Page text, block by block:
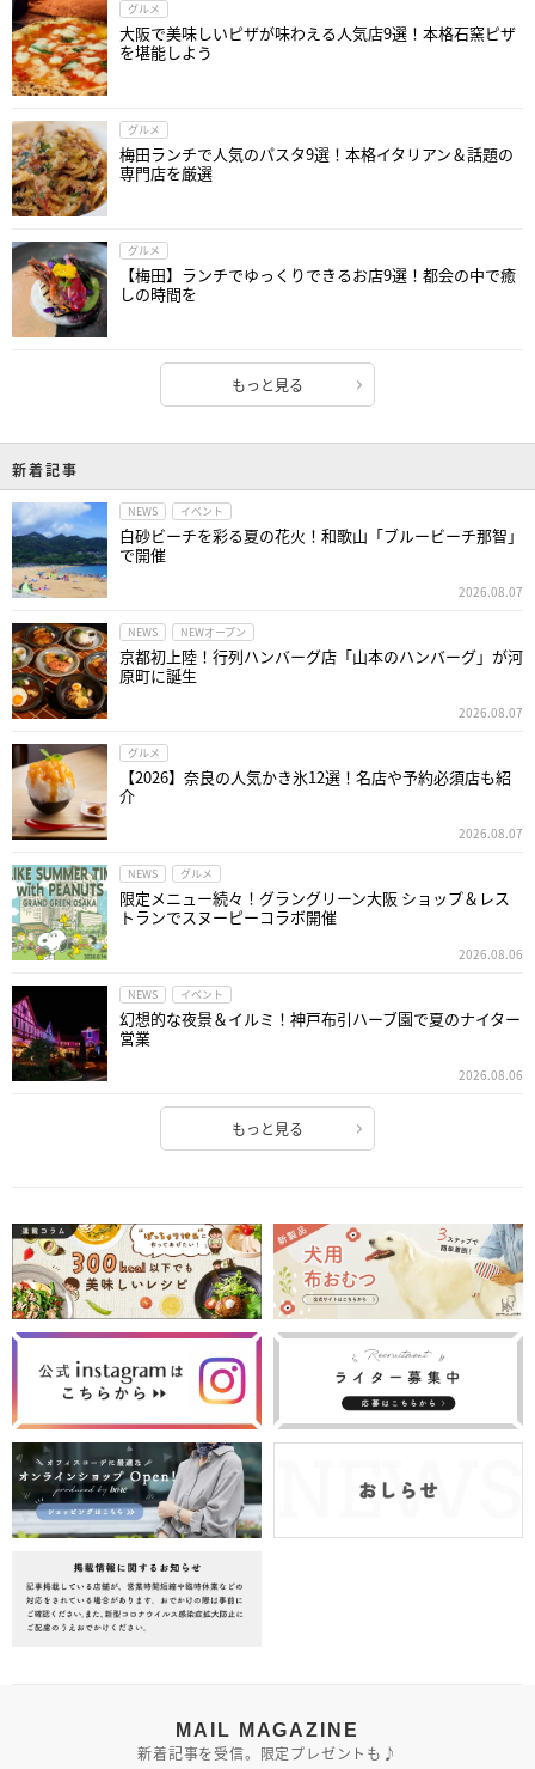
グルメ
大阪で美味しいピザが味わえる人気店9選！本格石窯ピザ
を堪能しよう
グルメ
梅田ランチで人気のパスタ9選！本格イタリアン＆話題の
専門店を厳選
グルメ
【梅田】ランチでゆっくりできるお店9選！都会の中で癒
しの時間を
もっと見る
新着記事
NEWS イベント
白砂ビーチを彩る夏の花火！和歌山「ブルービーチ那智」
で開催
2026.08.07
NEWS NEWオープン
京都初上陸！行列ハンバーグ店「山本のハンバーグ」が河
原町に誕生
2026.08.07
グルメ
【2026】奈良の人気かき氷12選！名店や予約必須店も紹
介
2026.08.07
NEWS グルメ
限定メニュー続々！グラングリーン大阪 ショップ＆レス
トランでスヌーピーコラボ開催
2026.08.06
NEWS イベント
幻想的な夜景＆イルミ！神戸布引ハーブ園で夏のナイター
営業
2026.08.06
もっと見る
MAIL MAGAZINE
新着記事を受信。限定プレゼントも♪